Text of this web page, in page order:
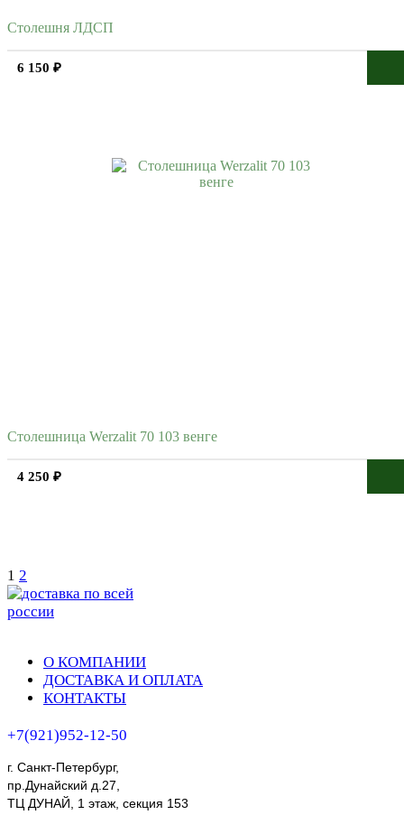
Столешня ЛДСП
6 150 ₽
Столешница Werzalit 70 103 венге
4 250 ₽
1 2
О КОМПАНИИ
ДОСТАВКА И ОПЛАТА
КОНТАКТЫ
+7(921)952-12-50
г. Санкт-Петербург,
пр.Дунайский д.27,
ТЦ ДУНАЙ, 1 этаж, секция 153